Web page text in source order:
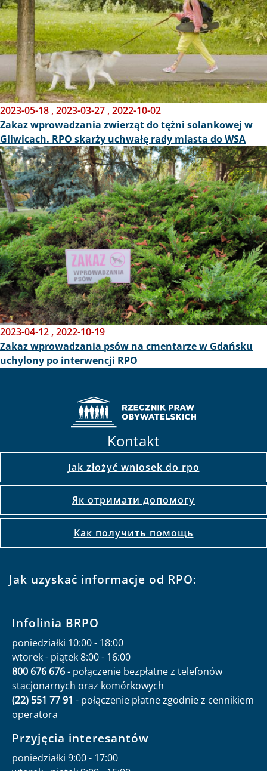
2023-05-18 ,2023-03-27 ,2022-10-02
Zakaz wprowadzania zwierząt do tężni solankowej w
Gliwicach. RPO skarży uchwałę rady miasta do WSA
Obraz
2023-04-12 ,2022-10-19
Zakaz wprowadzania psów na cmentarze w Gdańsku
uchylony po interwencji RPO
Kontakt
Jak złożyć wniosek do rpo
Як отримати допомогу
Как получить помощь
Jak uzyskać informacje od RPO:
Infolinia BRPO
poniedziałki 10:00 - 18:00
wtorek - piątek 8:00 - 16:00
800 676 676- połączenie bezpłatne z telefonów
stacjonarnych oraz komórkowych
(22) 551 77 91 - połączenie płatne zgodnie z cennikiem
operatora
Przyjęcia interesantów
poniedziałki 9:00 - 17:00